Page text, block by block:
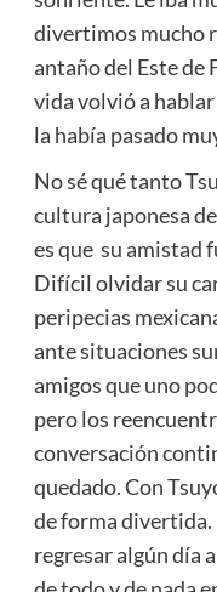
divertimos mucho
antaño del Este de
vida volvió a hablar
la había pasado
No sé qué tanto
cultura japonesa
es que su amistad
Difícil olvidar su
peripecias
ante situaciones
amigos que uno
pero los
conversación
quedado. Con
de forma
regresar algún día